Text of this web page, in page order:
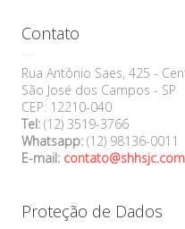
estoque baixo
Contato
Rua Antônio Saes, 425 -
São José dos Campos - SP
CEP: 12210-040
E-mail: